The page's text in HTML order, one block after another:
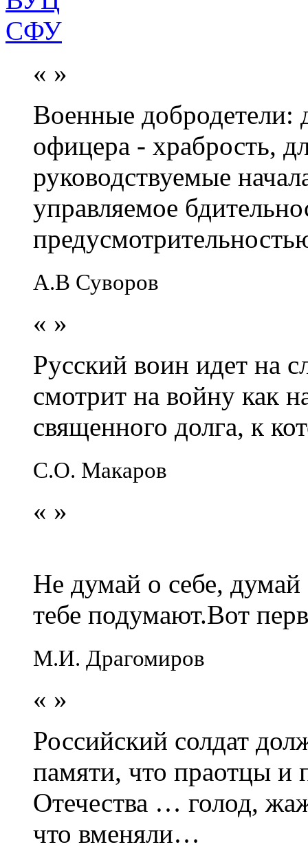
« »
Военные добродетели:
офицера - храбрость,
руководствуемые
управляемое
А.В Суворов
« »
Русский воин идет на
смотрит на войну как
священного долга, к
С.О. Макаров
« »
Не думай о себе,
тебе подумают.Вот
М.И. Драгомиров
« »
Российский солдат
памяти, что праотцы и
Отечества … голод,
что вменяли…